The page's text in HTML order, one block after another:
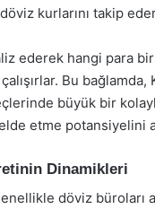
kurlarını takip
ederek hangi para
Bu bağlamda,
büyük bir
etme potansiyelini
Dinamikleri
döviz